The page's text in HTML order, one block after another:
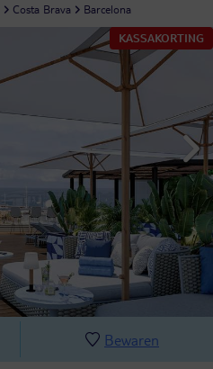
Costa Brava
Barcelona
KASSAKORTING
Bewaren